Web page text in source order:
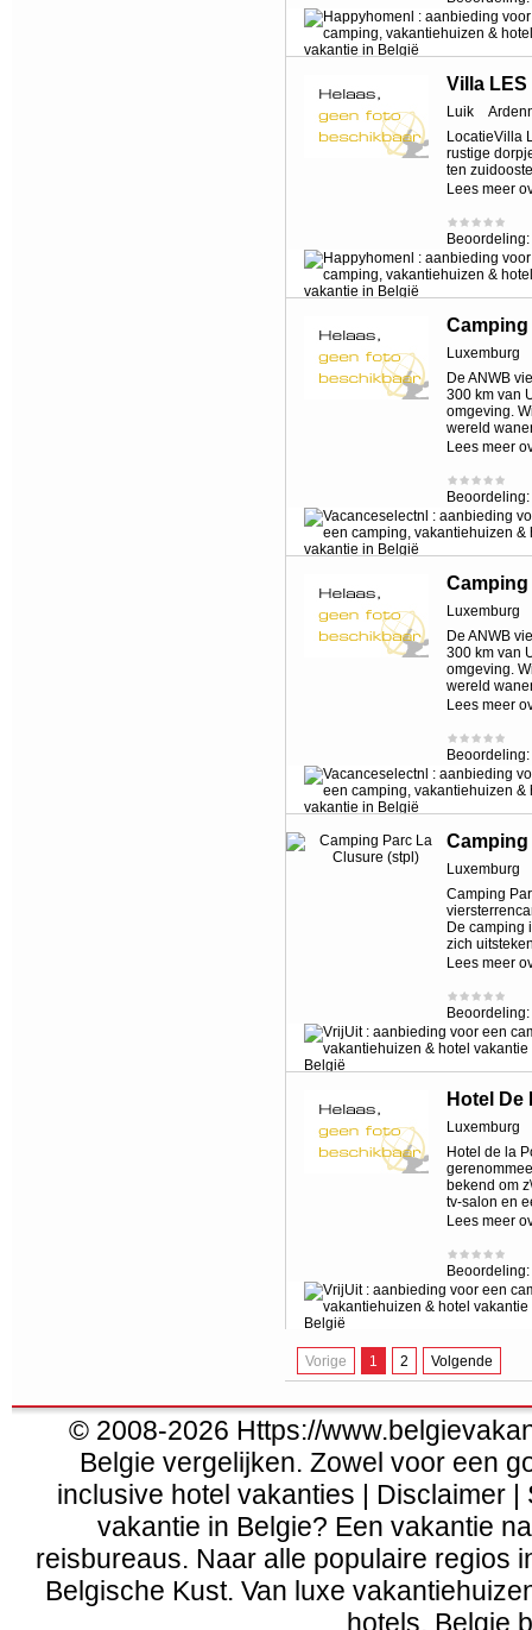
Villa LES
Luik
LocatieVilla
rustige
ten
Lees meer
Beoordeling:
Luxemburg
De ANWB
300 km van
omgeving.
wereld
Lees meer
Beoordeling:
Luxemburg
De ANWB
300 km van
omgeving.
wereld
Lees meer
Beoordeling:
Luxemburg
Camping
De camping
zich
Lees meer
Beoordeling:
Hotel De
Luxemburg
Hotel de la
bekend om
tv-salon en
Lees meer
Beoordeling:
Vorige 1 2 Volgende
© 2008-2026 Https://
Belgie vergelijken. Zowel voor een
inclusive hotel vakanties | Disclaimer |
vakantie in Belgie? Een vakantie
reisbureaus. Naar alle populaire regios
Belgische Kust. Van luxe
hotels. Belgie